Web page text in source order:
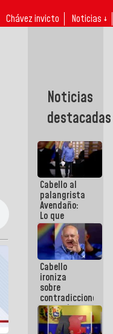
Chávez invicto Noticias ↓
Noticias
destacadas
Cabello al
palangrista
Avendaño:
Lo que
vayas a
escribir
hazlo hoy
por que no
sabemos si
la semana
que viene
hay
programa
Cabello
ironiza
sobre
contradicciones
y mentiras
de María
Machado: